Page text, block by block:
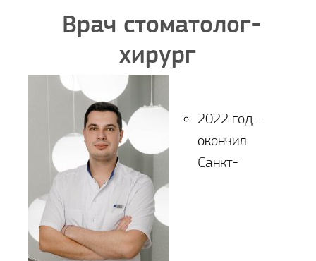
Врач стоматолог-
хирург
2022 год -
окончил
Санкт-